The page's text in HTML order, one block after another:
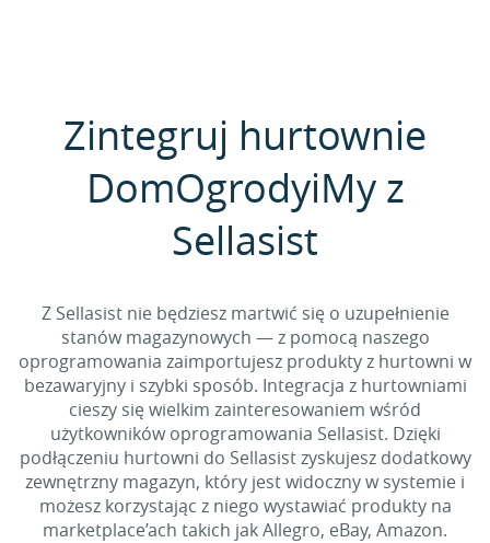
Zintegruj hurtownie
DomOgrodyiMy z
Sellasist
Z Sellasist nie będziesz martwić się o uzupełnienie
stanów magazynowych — z pomocą naszego
oprogramowania zaimportujesz produkty z hurtowni w
bezawaryjny i szybki sposób. Integracja z hurtowniami
cieszy się wielkim zainteresowaniem wśród
użytkowników oprogramowania Sellasist. Dzięki
podłączeniu hurtowni do Sellasist zyskujesz dodatkowy
zewnętrzny magazyn, który jest widoczny w systemie i
możesz korzystając z niego wystawiać produkty na
marketplace’ach takich jak Allegro, eBay, Amazon.